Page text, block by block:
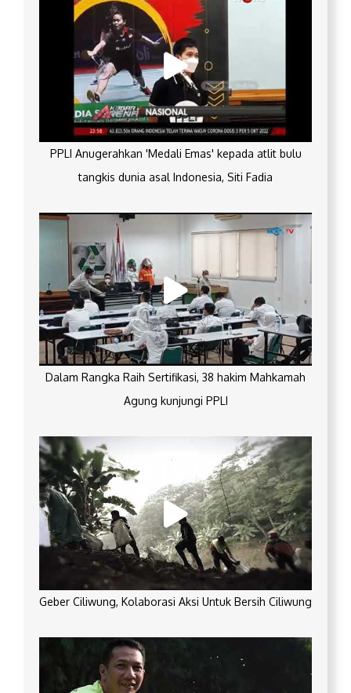
PPLI Anugerahkan 'Medali Emas' kepada atlit bulu
tangkis dunia asal Indonesia, Siti Fadia
Dalam Rangka Raih Sertifikasi, 38 hakim Mahkamah
Agung kunjungi PPLI
Geber Ciliwung, Kolaborasi Aksi Untuk Bersih Ciliwung